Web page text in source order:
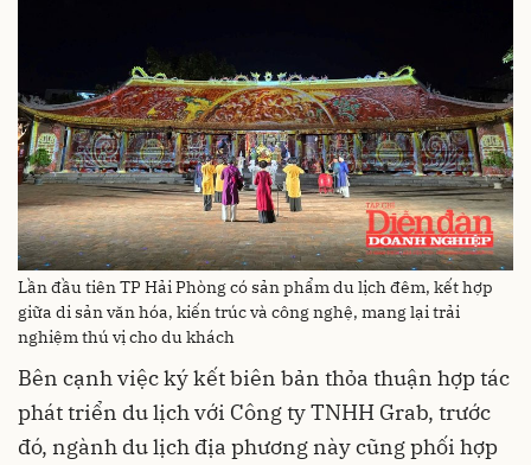
Lần đầu tiên TP Hải Phòng có sản phẩm du lịch đêm, kết hợp
giữa di sản văn hóa, kiến trúc và công nghệ, mang lại trải
nghiệm thú vị cho du khách
Bên cạnh việc ký kết biên bản thỏa thuận hợp tác
phát triển du lịch với Công ty TNHH Grab, trước
đó, ngành du lịch địa phương này cũng phối hợp